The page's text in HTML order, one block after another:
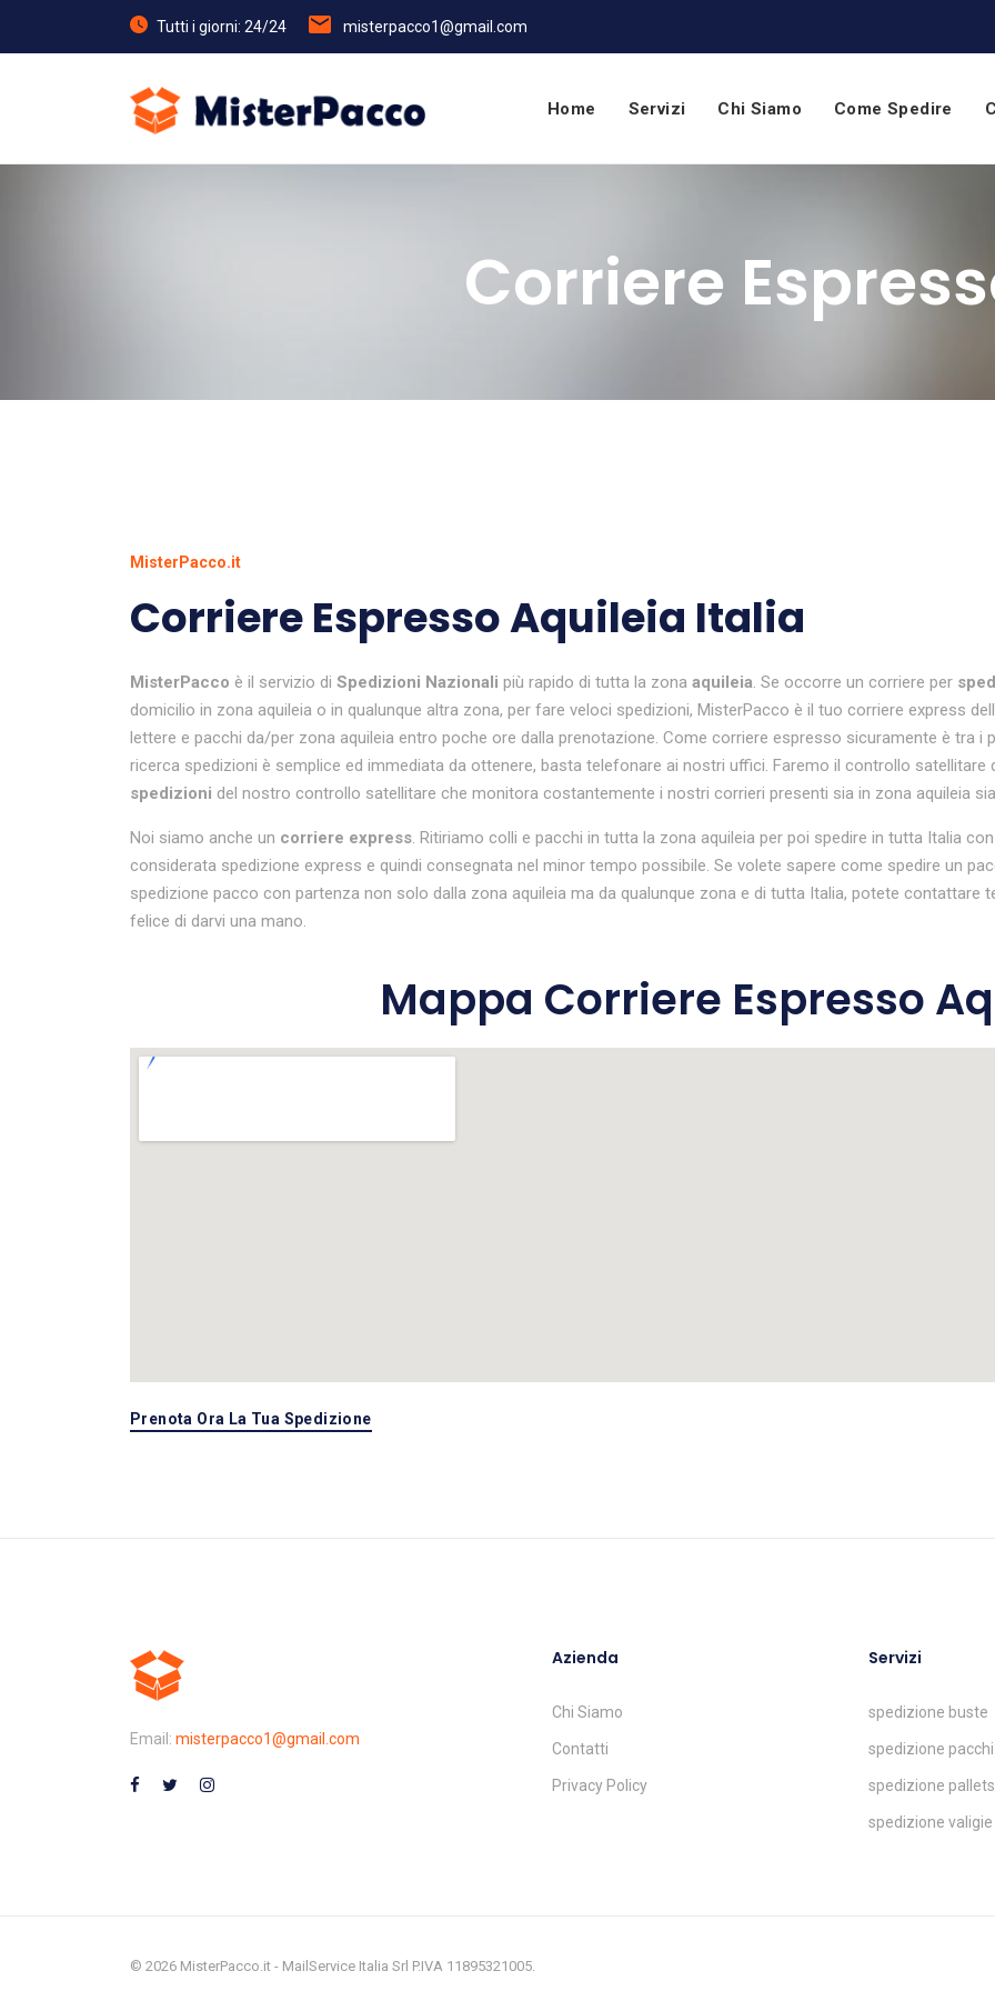
Tutti i giorni: 24/24 misterpacco1@gmail.com
Home Servizi Chi Siamo Come Spedire
Corriere
MisterPacco.it
Corriere Espresso Aquileia Italia
MisterPacco è il servizio di Spedizioni Nazionali più rapido di tutta la zona aquileia. Se occorre un corriere per
domicilio in zona aquileia o in qualunque altra zona, per fare veloci spedizioni, MisterPacco è il tuo corriere express
lettere e pacchi da/per zona aquileia entro poche ore dalla prenotazione. Come corriere espresso sicuramente è tra i
ricerca spedizioni è semplice ed immediata da ottenere, basta telefonare ai nostri uffici. Faremo il controllo satellitare
spedizioni del nostro controllo satellitare che monitora costantemente i nostri corrieri presenti sia in zona aquileia
Noi siamo anche un corriere express. Ritiriamo colli e pacchi in tutta la zona aquileia per poi spedire in tutta Italia
considerata spedizione express e quindi consegnata nel minor tempo possibile. Se volete sapere come spedire un
spedizione pacco con partenza non solo dalla zona aquileia ma da qualunque zona e di tutta Italia, potete
felice di darvi una mano.
Mappa Corriere Espresso
Prenota Ora La Tua Spedizione
Email: misterpacco1@gmail.com
Azienda
Chi Siamo
Contatti
Privacy Policy
Servizi
spedizione buste
spedizione pacchi
spedizione pallets
spedizione valigie
© 2026 MisterPacco.it - MailService Italia Srl P.IVA 11895321005.